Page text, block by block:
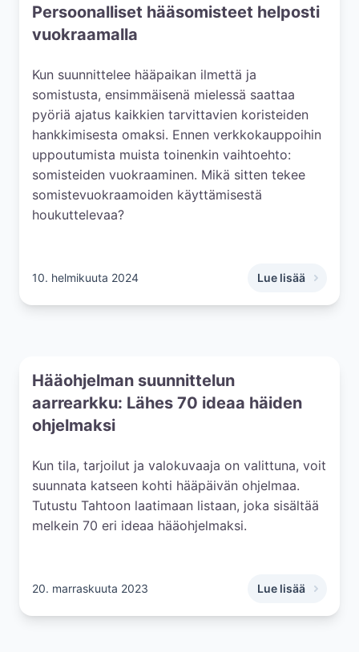
Persoonalliset hääsomisteet helposti
vuokraamalla
Kun suunnittelee hääpaikan ilmettä ja
somistusta, ensimmäisenä mielessä saattaa
pyöriä ajatus kaikkien tarvittavien koristeiden
hankkimisesta omaksi. Ennen verkkokauppoihin
uppoutumista muista toinenkin vaihtoehto:
somisteiden vuokraaminen. Mikä sitten tekee
somistevuokraamoiden käyttämisestä
houkuttelevaa?
10. helmikuuta 2024 Lue lisää
,Säästä vaivaa ja
Hääohjelman suunnittelun
aarrearkku: Lähes 70 ideaa häiden
ohjelmaksi
Kun tila, tarjoilut ja valokuvaaja on valittuna, voit
suunnata katseen kohti hääpäivän ohjelmaa.
Tutustu Tahtoon laatimaan listaan, joka sisältää
melkein 70 eri ideaa hääohjelmaksi.
20. marraskuuta 2023 Lue lisää
,Hääohjelman